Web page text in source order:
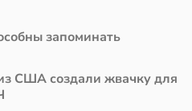
запоминать
США создали жвачку для